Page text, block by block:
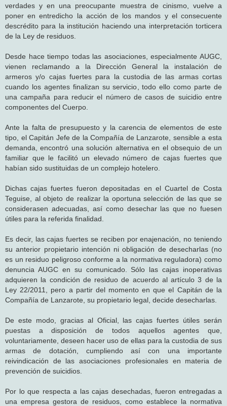
verdades y en una preocupante muestra de cinismo, vuelve a
poner en entredicho la acción de los mandos y el consecuente
descrédito para la institución haciendo una interpretación torticera
de la Ley de residuos.
Desde hace tiempo todas las asociaciones, especialmente AUGC,
vienen reclamando a la Dirección General la instalación de
armeros y/o cajas fuertes para la custodia de las armas cortas
cuando los agentes finalizan su servicio, todo ello como parte de
una campaña para reducir el número de casos de suicidio entre
componentes del Cuerpo.
Ante la falta de presupuesto y la carencia de elementos de este
tipo, el Capitán Jefe de la Compañía de Lanzarote, sensible a esta
demanda, encontró una solución alternativa en el obsequio de un
familiar que le facilitó un elevado número de cajas fuertes que
habían sido sustituidas de un complejo hotelero.
Dichas cajas fuertes fueron depositadas en el Cuartel de Costa
Teguise, al objeto de realizar la oportuna selección de las que se
considerasen adecuadas, así como desechar las que no fuesen
útiles para la referida finalidad.
Es decir, las cajas fuertes se reciben por enajenación, no teniendo
su anterior propietario intención ni obligación de desecharlas (no
es un residuo peligroso conforme a la normativa reguladora) como
denuncia AUGC en su comunicado. Sólo las cajas inoperativas
adquieren la condición de residuo de acuerdo al artículo 3 de la
Ley 22/2011, pero a partir del momento en que el Capitán de la
Compañía de Lanzarote, su propietario legal, decide desecharlas.
De este modo, gracias al Oficial, las cajas fuertes útiles serán
puestas a disposición de todos aquellos agentes que,
voluntariamente, deseen hacer uso de ellas para la custodia de sus
armas de dotación, cumpliendo así con una importante
reivindicación de las asociaciones profesionales en materia de
prevención de suicidios.
Por lo que respecta a las cajas desechadas, fueron entregadas a
una empresa gestora de residuos, como establece la normativa